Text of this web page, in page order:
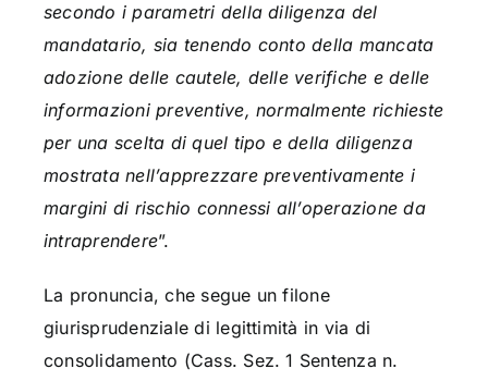
secondo i parametri della diligenza del
mandatario, sia tenendo conto della mancata
adozione delle cautele, delle verifiche e delle
informazioni preventive, normalmente richieste
per una scelta di quel tipo e della diligenza
mostrata nell’apprezzare preventivamente i
margini di rischio connessi all’operazione da
intraprendere”.
La pronuncia, che segue un filone
giurisprudenziale di legittimità in via di
consolidamento (Cass. Sez. 1 Sentenza n.